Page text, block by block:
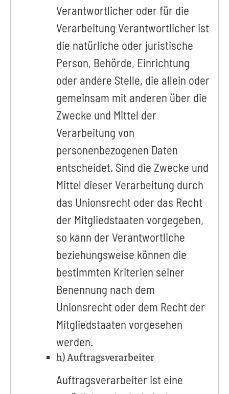
Verantwortlicher oder für die
Verarbeitung Verantwortlicher ist
die natürliche oder juristische
Person, Behörde, Einrichtung
oder andere Stelle, die allein oder
gemeinsam mit anderen über die
Zwecke und Mittel der
Verarbeitung von
personenbezogenen Daten
entscheidet. Sind die Zwecke und
Mittel dieser Verarbeitung durch
das Unionsrecht oder das Recht
der Mitgliedstaaten vorgegeben,
so kann der Verantwortliche
beziehungsweise können die
bestimmten Kriterien seiner
Benennung nach dem
Unionsrecht oder dem Recht der
Mitgliedstaaten vorgesehen
werden.
h) Auftragsverarbeiter
Auftragsverarbeiter ist eine